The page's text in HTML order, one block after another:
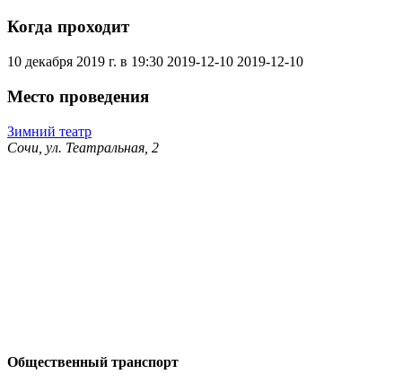
Когда проходит
10 декабря 2019 г. в 19:30 2019-12-10 2019-12-10
Место проведения
Зимний театр
Сочи, ул. Театральная, 2
Общественный транспорт